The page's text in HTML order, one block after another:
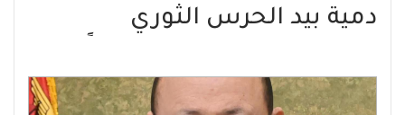
دمية بيد الحرس الثوري
إيرانياً لتدمير اليمن